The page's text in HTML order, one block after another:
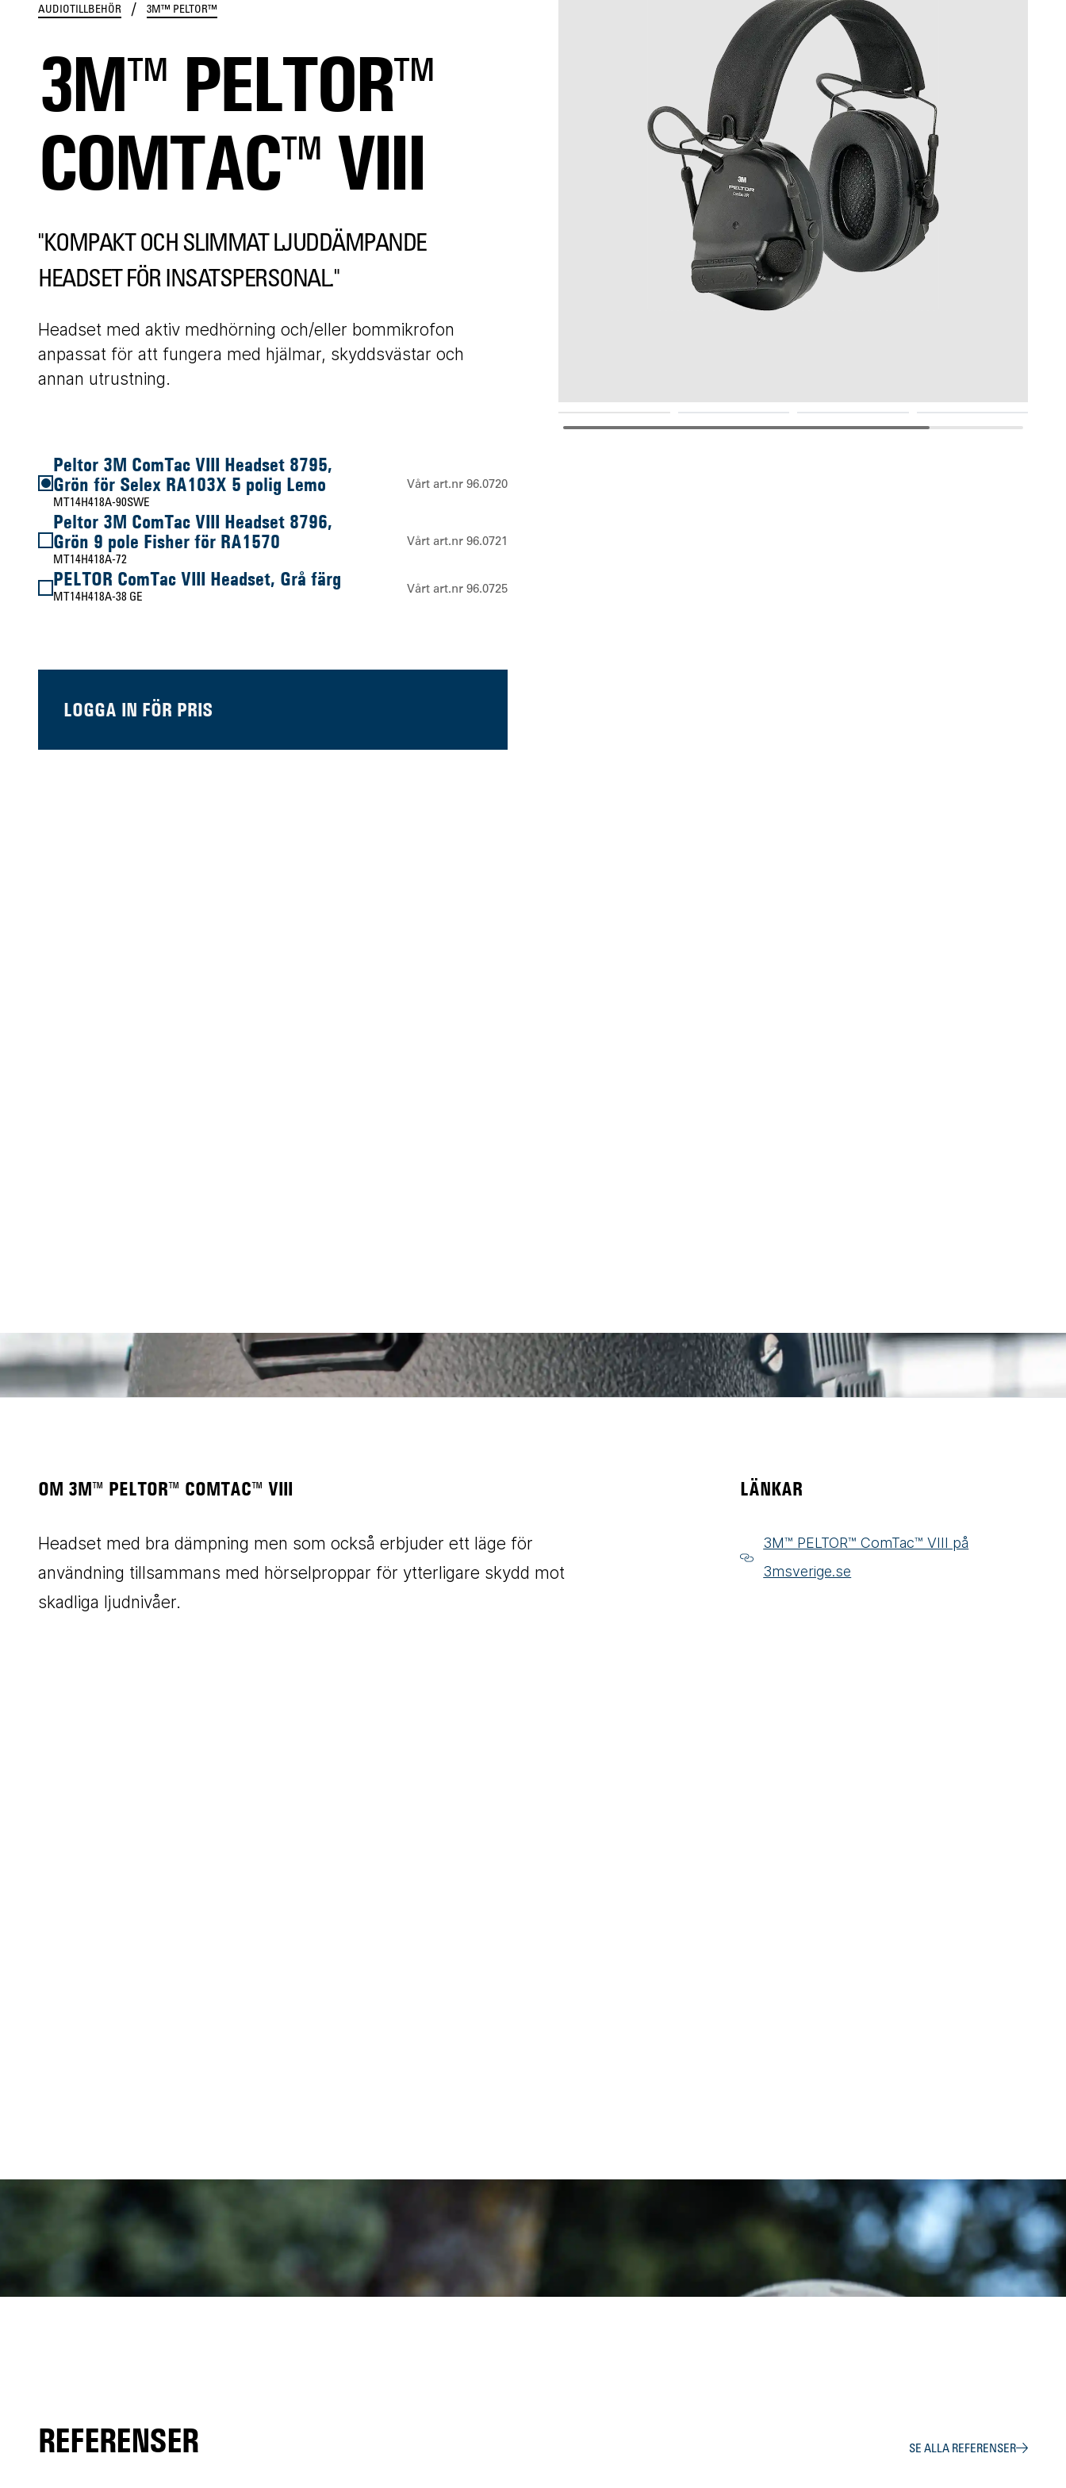
AUDIOTILLBEHÖR / 3M™ PELTOR™
3M™ PELTOR™
COMTAC™ VIII
"KOMPAKT OCH SLIMMAT LJUDDÄMPANDE
HEADSET FÖR INSATSPERSONAL."
Headset med aktiv medhörning och/eller bommikrofon
anpassat för att fungera med hjälmar, skyddsvästar och
annan utrustning.
Peltor 3M ComTac VIII Headset 8795,
Grön för Selex RA103X 5 polig Lemo
MT14H418A-90SWE
Vårt art.nr 96.0720
Peltor 3M ComTac VIII Headset 8796,
Grön 9 pole Fisher för RA1570
MT14H418A-72
Vårt art.nr 96.0721
PELTOR ComTac VIII Headset, Grå färg
MT14H418A-38 GE
Vårt art.nr 96.0725
LOGGA IN FÖR PRIS
COMTAC™ VIII
OM 3M™ PELTOR™ COMTAC™ VIII
Headset med bra dämpning men som också erbjuder ett läge för
användning tillsammans med hörselproppar för ytterligare skydd mot
skadliga ljudnivåer.
LÄNKAR
3M™ PELTOR™ ComTac™ VIII på
3msverige.se
REFERENSER SE ALLA REFERENSER